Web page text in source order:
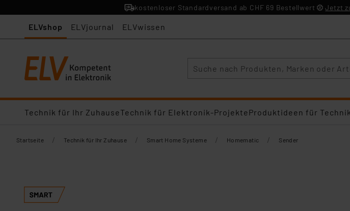
kostenloser Standardversand ab CHF 69 Bestellwert Jetzt
ELVshop ELVjournal ELVwissen
Technik für Ihr ZuhauseTechnik für Elektronik-ProjekteProduktideen für
Startseite / Technik für Ihr Zuhause / Smart Home Systeme / Homematic / Sender